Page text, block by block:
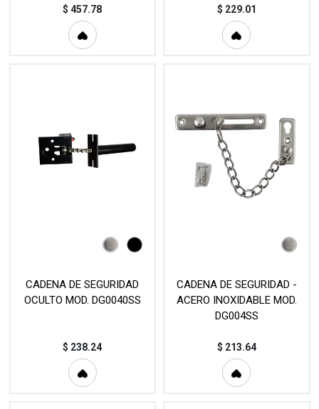
$457.78 $ 229.01
CADENA DE SEGURIDAD
OCULTO MOD. DG0040SS
$ 238.24
CADENA DE SEGURIDAD -
ACERO INOXIDABLE MOD.
DG004SS
$ 213.64